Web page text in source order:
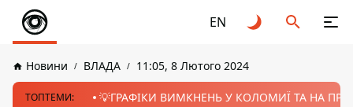
EN
Новини ВЛАДА 11:05, 8 Лютого 2024
ТОПТЕМИ: 💡ГРАФІКИ ВИМКНЕНЬ У КОЛОМИЇ ТА НА